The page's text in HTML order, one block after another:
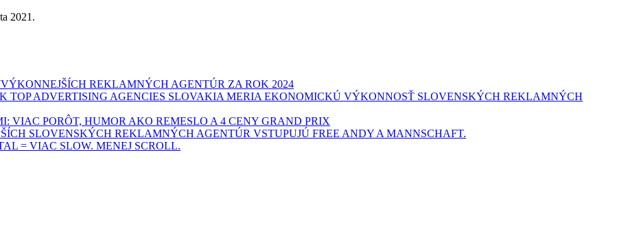
2021.
REKLAMNÝCH AGENTÚR ZA ROK 2024
TOP ADVERTISING AGENCIES SLOVAKIA MERIA EKONOMICKÚ VÝKONNOSŤ SLOVENSKÝCH REKLAMNÝCH
VIAC PORÔT, HUMOR AKO REMESLO A 4 CENY GRAND PRIX
SLOVENSKÝCH REKLAMNÝCH AGENTÚR VSTUPUJÚ FREE ANDY A MANNSCHAFT.
= VIAC SLOW. MENEJ SCROLL.